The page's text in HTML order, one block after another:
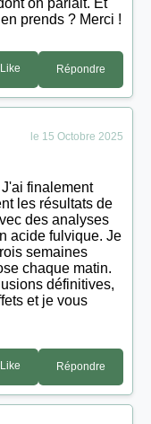
on parlait. Et
prends ? Merci !
Répondre
le 15 Octobre 2025
finalement
les résultats de
des analyses
acide fulvique. Je
semaines
chaque matin.
définitives,
et je vous
Répondre